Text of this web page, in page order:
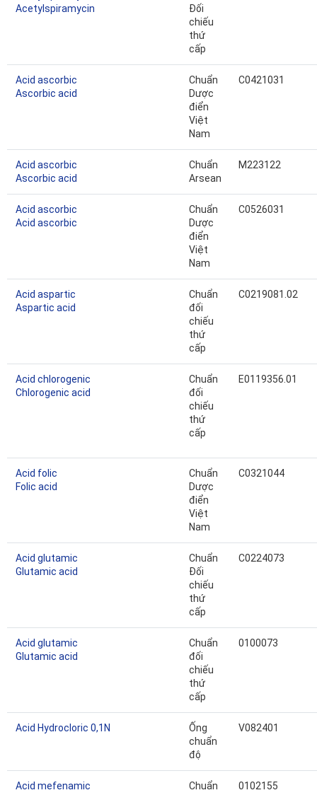
Acetylspiramycin
Đối
chiếu
thứ
cấp
Acid ascorbic
Ascorbic acid
Chuẩn
Dược
điển
Việt
Nam
C0421031
Acid ascorbic
Ascorbic acid
Chuẩn
Arsean
M223122
Acid ascorbic
Acid ascorbic
Chuẩn
Dược
điển
Việt
Nam
C0526031
Acid aspartic
Aspartic acid
Chuẩn
đối
chiếu
thứ
cấp
C0219081.02
Acid chlorogenic
Chlorogenic acid
Chuẩn
đối
chiếu
thứ
cấp
E0119356.01
Acid folic
Folic acid
Chuẩn
Dược
điển
Việt
Nam
C0321044
Acid glutamic
Glutamic acid
Chuẩn
Đối
chiếu
thứ
cấp
C0224073
Acid glutamic
Glutamic acid
Chuẩn
đối
chiếu
thứ
cấp
0100073
Acid Hydrocloric 0,1N
Ống
chuẩn
độ
V082401
Acid mefenamic
Chuẩn
0102155